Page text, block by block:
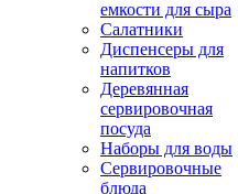
емкости для сыра
Салатники
Диспенсеры для
напитков
Деревянная
сервировочная
посуда
Наборы для воды
Сервировочные
блюда